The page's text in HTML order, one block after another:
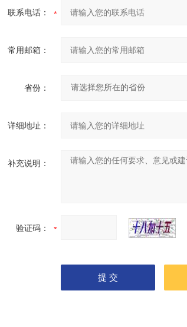
联系电话：
常用邮箱：
省份：
详细地址：
补充说明：
验证码：